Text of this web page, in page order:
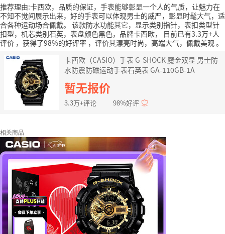
推荐理由:卡西欧，品质的保证，手表能够彰显一个人的气质，让魅力在
不知不觉间展示出来，好的手表可以体现男士的威严，彰显时髦大气，适
合各种运动场合佩戴。 该款防水功能其它，显示类别指针，表扣类型针
扣型，机芯类别石英，表盘颜色黑色，品牌卡西欧，
目前已有3.3万+人
评价 ，获得了98%的好评率 ，评价其漂亮时尚，高端大气，佩戴美观。
卡西欧（CASIO）手表 G-SHOCK 魔金双显 男士防
水防震防磁运动手表石英表 GA-110GB-1A
暂无报价
3.3万+评论 98%好评
相关商品